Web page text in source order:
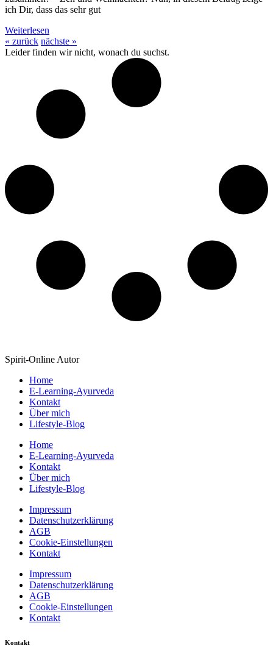
ich Dir, dass das sehr gut
Weiterlesen
« zurück nächste »
Leider finden wir nicht, wonach du suchst.
Spirit-Online Autor
Home
E-Learning-Ayurveda
Kontakt
Über mich
Lifestyle-Blog
Home
E-Learning-Ayurveda
Kontakt
Über mich
Lifestyle-Blog
Impressum
Datenschutzerklärung
AGB
Cookie-Einstellungen
Kontakt
Impressum
Datenschutzerklärung
AGB
Cookie-Einstellungen
Kontakt
Kontakt